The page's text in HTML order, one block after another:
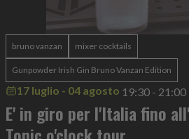
bruno vanzan mixer cocktails
Gunpowder Irish Gin Bruno Vanzan Edition
17 luglio - 04 agosto 19:30 - 21:00
E' in giro per l'Italia fino